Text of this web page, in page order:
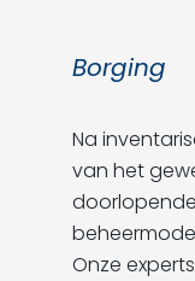
Borging
Na
van het
Onze